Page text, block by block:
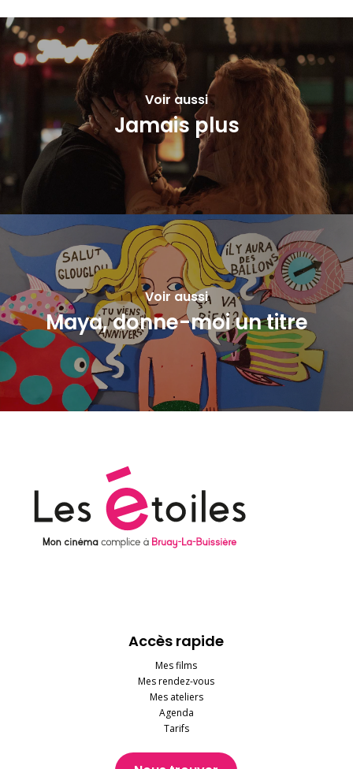
Voir aussi
Jamais plus
Voir aussi
Maya, donne-moi un titre
Accès rapide
Mes films
Mes rendez-vous
Mes ateliers
Agenda
Tarifs